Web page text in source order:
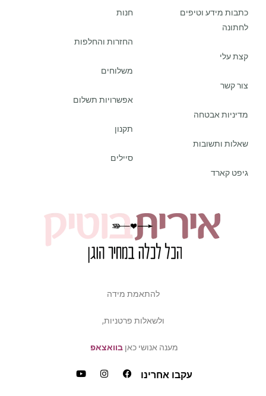
כתבות מידע וטיפים
לחתונה
קצת עלי
צור קשר
מדיניות אבטחה
שאלות ותשובות
גיפט קארד
חנות
החזרות והחלפות
משלוחים
אפשרויות תשלום
תקנון
סיילים
להתאמת מידה
ולשאלות פרטניות,
מענה אנושי כאןבוואצאפ
עקבו אחרינו